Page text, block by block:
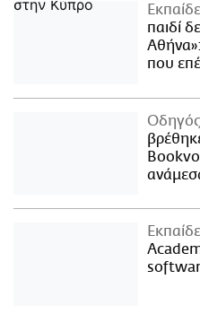
παιδί
που
Οδηγός